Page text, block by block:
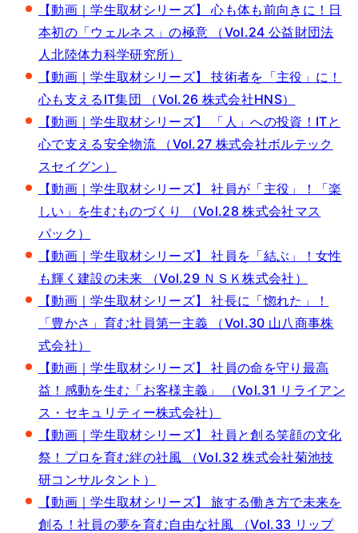
【動画｜学生取材シリーズ】 心も体も前向きに！日
本初の「ウェルネス」の極意 （Vol.24 公益財団法
人北陸体力科学研究所）
【動画｜学生取材シリーズ】 技術者を「主役」に！
心も支えるIT集団 （Vol.26 株式会社HNS）
【動画｜学生取材シリーズ】 「人」への投資！ITと
心で支える安全物流 （Vol.27 株式会社ボルテック
スセイグン）
【動画｜学生取材シリーズ】 社員が「主役」！「楽
しい」を生むものづくり （Vol.28 株式会社マス
パック）
【動画｜学生取材シリーズ】 社員を「結ぶ」！女性
も輝く建設の未来 （Vol.29 ＮＳＫ株式会社）
【動画｜学生取材シリーズ】 社長に「惚れた」！
「豊かさ」育む社員第一主義 （Vol.30 山八商事株
式会社）
【動画｜学生取材シリーズ】 社員の命を守り最高
益！感動を生む「お客様主義」 （Vol.31 リライアン
ス・セキュリティー株式会社）
【動画｜学生取材シリーズ】 社員と創る笑顔の文化
祭！プロを育む絆の社風 （Vol.32 株式会社菊池技
研コンサルタント）
【動画｜学生取材シリーズ】 旅する働き方で未来を
創る！社員の夢を育む自由な社風 （Vol.33 リップ